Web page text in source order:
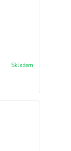
Skladem